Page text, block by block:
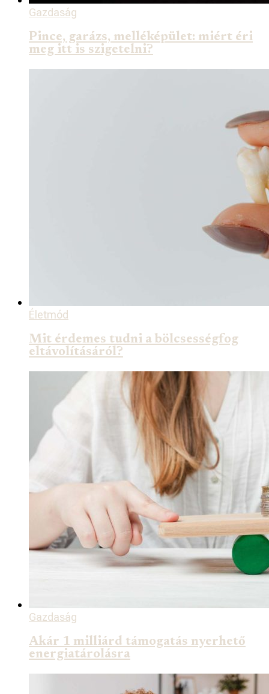
Gazdaság
Pince, garázs, melléképület: miért éri
meg itt is szigetelni?
Életmód
Mit érdemes tudni a bölcsességfog
eltávolításáról?
Gazdaság
Akár 1 milliárd támogatás nyerhető
energiatárolásra